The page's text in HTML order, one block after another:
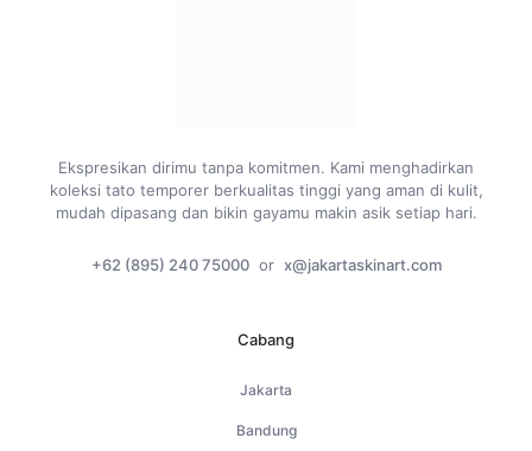
Ekspresikan dirimu tanpa komitmen. Kami menghadirkan
koleksi tato temporer berkualitas tinggi yang aman di kulit,
mudah dipasang dan bikin gayamu makin asik setiap hari.
+62 (895) 240 75000 or x@jakartaskinart.com
Cabang
Jakarta
Bandung